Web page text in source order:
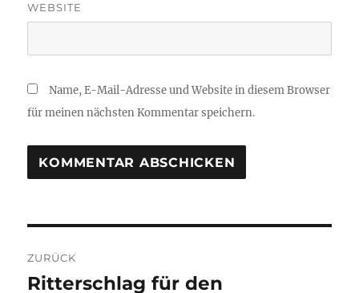
WEBSITE
Name, E-Mail-Adresse und Website in diesem Browser
für meinen nächsten Kommentar speichern.
ZURÜCK
Vorheriger
Ritterschlag für den